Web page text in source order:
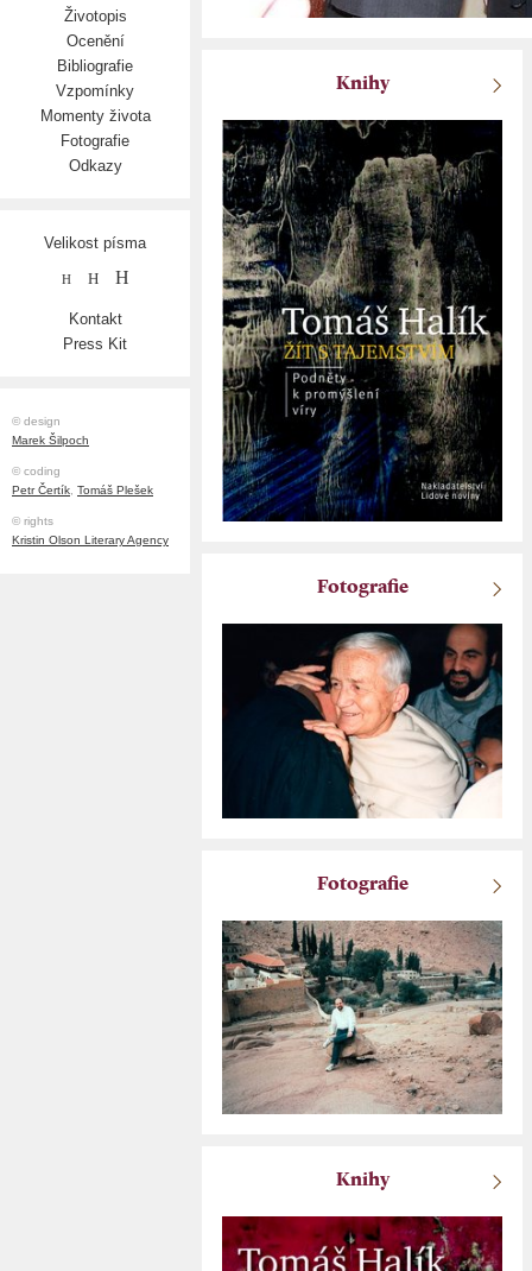
Životopis
Ocenění
Bibliografie
Vzpomínky
Momenty života
Fotografie
Odkazy
Velikost písma
H H H
Kontakt
Press Kit
© design
Marek Šilpoch
© coding
Petr Čertík, Tomáš Plešek
© rights
Kristin Olson Literary Agency
Knihy
Fotografie
Fotografie
Knihy